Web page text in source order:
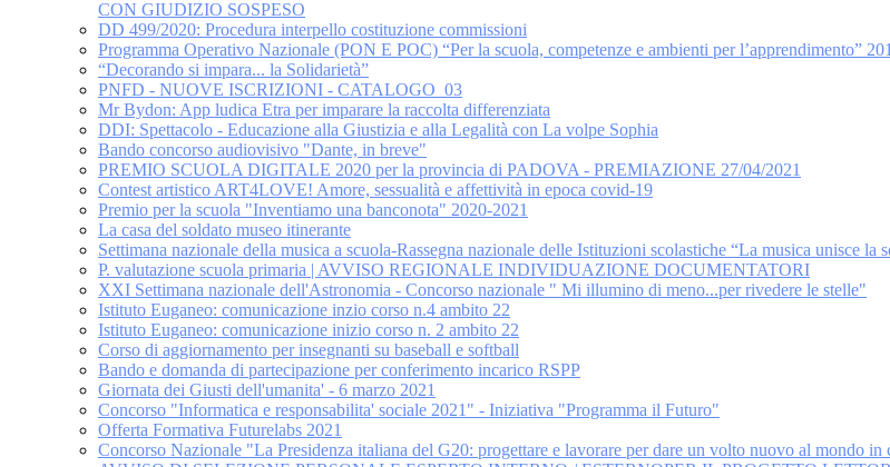
CON GIUDIZIO SOSPESO
DD 499/2020: Procedura interpello costituzione commissioni
Programma Operativo Nazionale (PON E POC) “Per la scuola, competenze e ambienti per l’apprendimento”
“Decorando si impara... la Solidarietà”
PNFD - NUOVE ISCRIZIONI - CATALOGO_03
Mr Bydon: App ludica Etra per imparare la raccolta differenziata
DDI: Spettacolo - Educazione alla Giustizia e alla Legalità con La volpe Sophia
Bando concorso audiovisivo "Dante, in breve"
PREMIO SCUOLA DIGITALE 2020 per la provincia di PADOVA - PREMIAZIONE 27/04/2021
Contest artistico ART4LOVE! Amore, sessualità e affettività in epoca covid-19
Premio per la scuola "Inventiamo una banconota" 2020-2021
La casa del soldato museo itinerante
Settimana nazionale della musica a scuola-Rassegna nazionale delle Istituzioni scolastiche “La musica unisce la
P. valutazione scuola primaria | AVVISO REGIONALE INDIVIDUAZIONE DOCUMENTATORI
XXI Settimana nazionale dell'Astronomia - Concorso nazionale " Mi illumino di meno...per rivedere le stelle"
Istituto Euganeo: comunicazione inzio corso n.4 ambito 22
Istituto Euganeo: comunicazione inizio corso n. 2 ambito 22
Corso di aggiornamento per insegnanti su baseball e softball
Bando e domanda di partecipazione per conferimento incarico RSPP
Giornata dei Giusti dell'umanita' - 6 marzo 2021
Concorso "Informatica e responsabilita' sociale 2021" - Iniziativa "Programma il Futuro"
Offerta Formativa Futurelabs 2021
Concorso Nazionale "La Presidenza italiana del G20: progettare e lavorare per dare un volto nuovo al mondo